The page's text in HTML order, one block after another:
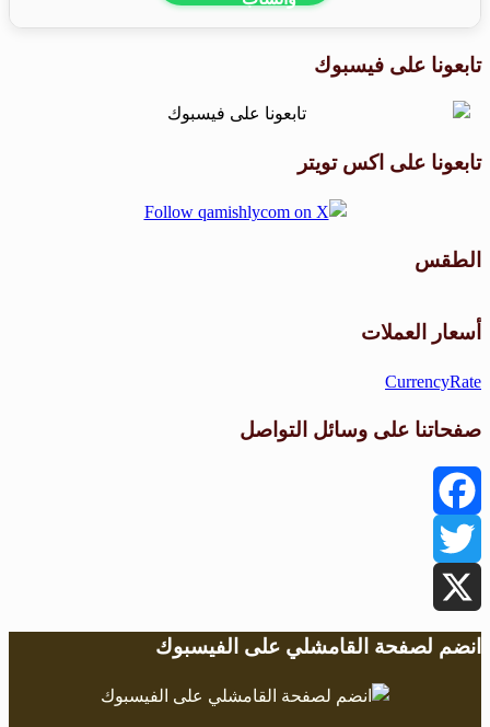
تابعونا على فيسبوك
تابعونا على اكس تويتر
الطقس
أسعار العملات
CurrencyRate
صفحاتنا على وسائل التواصل
Facebook
Twitter
X
انضم لصفحة القامشلي على الفيسبوك